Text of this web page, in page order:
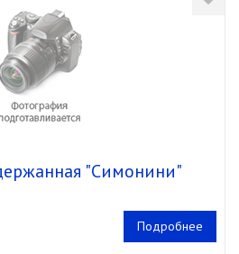
"Симонини"
Подробнее